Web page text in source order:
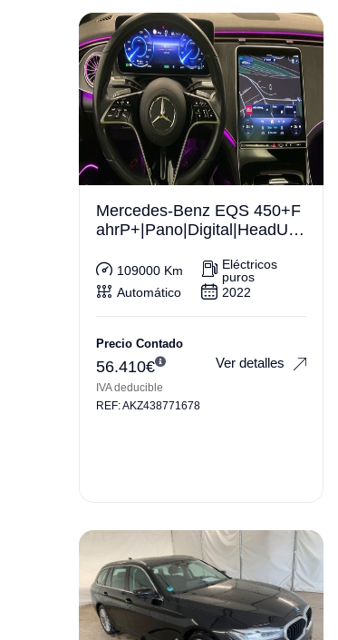
Mercedes-Benz EQS 450+F
ahrP+|Pano|Digital|HeadUp|
109000 Km
Eléctricos
puros
Automático
2022
Precio Contado
56.410€
IVA deducible
Ver detalles
REF: AKZ438771678